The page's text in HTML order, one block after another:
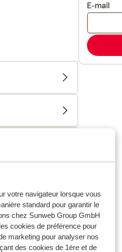
votre navigateur lorsque vous
standard pour garantir le
chez Sunweb Group GmbH
cookies de préférence pour
marketing pour analyser nos
des cookies de 1ère et de
E-mail